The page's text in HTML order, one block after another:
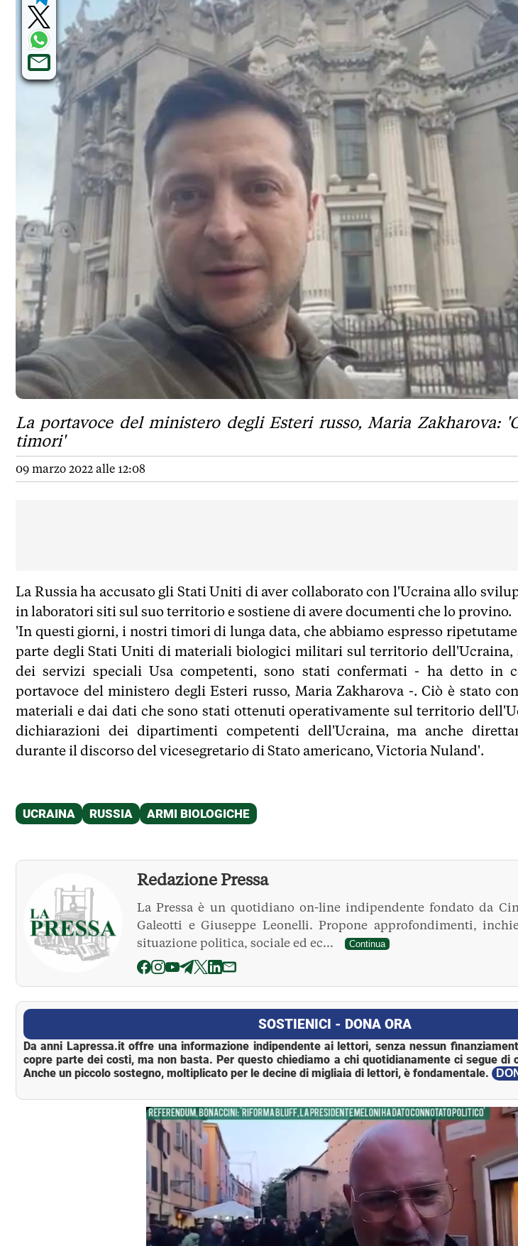
La portavoce del ministero degli Esteri russo, Maria Zakharova:
timori'
09 marzo 2022 alle 12:08
La Russia ha accusato gli Stati Uniti di aver collaborato con l'Ucraina allo
in laboratori siti sul suo territorio e sostiene di avere documenti che lo provino.
'In questi giorni, i nostri timori di lunga data, che abbiamo espresso
parte degli Stati Uniti di materiali biologici militari sul territorio dell'Ucraina,
dei servizi speciali Usa competenti, sono stati confermati - ha detto in
portavoce del ministero degli Esteri russo, Maria Zakharova -. Ciò è stato
materiali e dai dati che sono stati ottenuti operativamente sul territorio
dichiarazioni dei dipartimenti competenti dell'Ucraina, ma anche
durante il discorso del vicesegretario di Stato americano, Victoria Nuland'.
Redazione Pressa
La Pressa è un quotidiano on-line indipendente fondato da
Galeotti e Giuseppe Leonelli. Propone approfondimenti,
situazione politica, sociale ed ec...
Continua
La Pressa
SOSTIENICI - DONA ORA
Da anni Lapressa.it offre una informazione indipendente ai lettori, senza nessun
copre parte dei costi, ma non basta. Per questo chiediamo a chi quotidianamente ci segue di
Anche un piccolo sostegno, moltiplicato per le decine di migliaia di lettori, è fondamentale.